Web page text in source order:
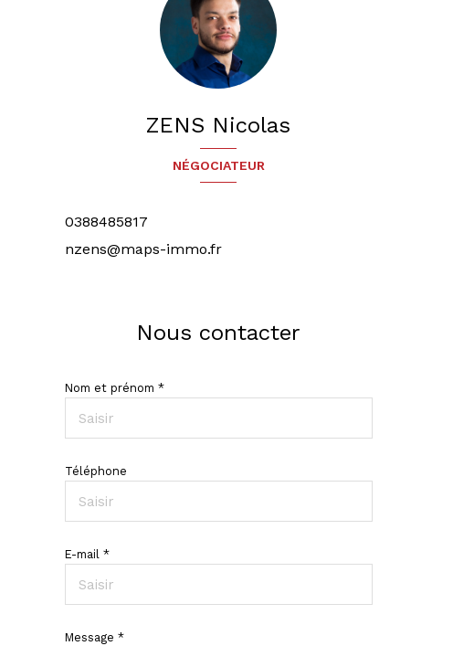
NÉGOCIATEUR
ZENS Nicolas
0388485817
nzens@maps-immo.fr
Nous contacter
Nom et prénom *
Téléphone
E-mail *
Message *